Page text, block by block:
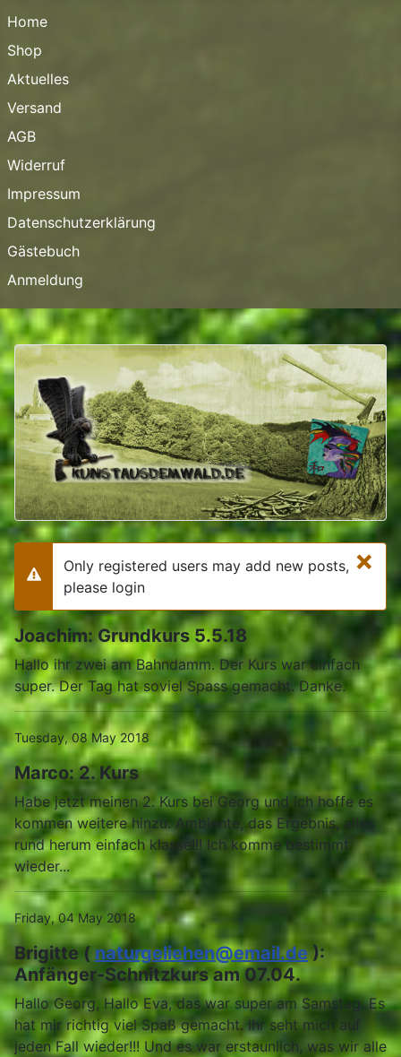
Home
Shop
Aktuelles
Versand
AGB
Widerruf
Impressum
Datenschutzerklärung
Gästebuch
Anmeldung
×
Warning
Only registered users may add new posts,
please login
Joachim: Grundkurs 5.5.18
Hallo ihr zwei am Bahndamm. Der Kurs war einfach
super. Der Tag hat soviel Spass gemacht. Danke.
Tuesday, 08 May 2018
Marco: 2. Kurs
Habe jetzt meinen 2. Kurs bei Georg und ich hoffe es
kommen weitere hinzu. Ambiente, das Ergebnis, alles
rund herum einfach klasse!!! Ich komme bestimmt
wieder...
Friday, 04 May 2018
Brigitte (naturgeliehen@email.de):
Anfänger-Schnitzkurs am 07.04.
Hallo Georg, Hallo Eva, das war super am Samstag. Es
hat mir richtig viel Spaß gemacht. Ihr seht mich auf
jeden Fall wieder!!! Und es war erstaunlich, was wir alle